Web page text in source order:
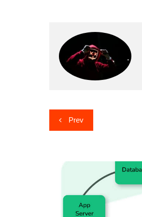
Post
navigation
Prev